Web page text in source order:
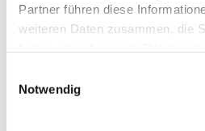
Partner führen diese
weiteren Daten zusammen, die
Notwendig